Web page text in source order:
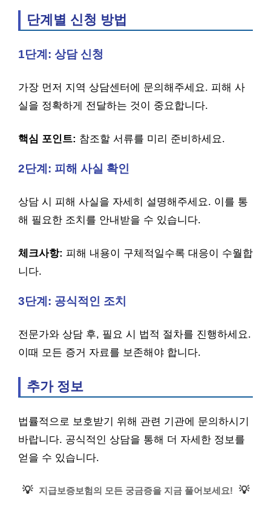
단계별 신청 방법
1단계: 상담 신청
가장 먼저 지역 상담센터에 문의해주세요. 피해 사
실을 정확하게 전달하는 것이 중요합니다.
핵심 포인트: 참조할 서류를 미리 준비하세요.
2단계: 피해 사실 확인
상담 시 피해 사실을 자세히 설명해주세요. 이를 통
해 필요한 조치를 안내받을 수 있습니다.
체크사항: 피해 내용이 구체적일수록 대응이 수월합
니다.
3단계: 공식적인 조치
전문가와 상담 후, 필요 시 법적 절차를 진행하세요.
이때 모든 증거 자료를 보존해야 합니다.
추가 정보
법률적으로 보호받기 위해 관련 기관에 문의하시기
바랍니다. 공식적인 상담을 통해 더 자세한 정보를
얻을 수 있습니다.
💡 지급보증보험의 모든 궁금증을 지금 풀어보세요! 💡